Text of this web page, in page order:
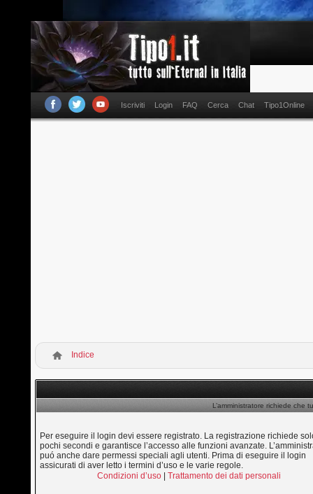
Iscriviti Login FAQ Cerca Chat Tipo1Online
Indice
L’amministratore richiede che
Per eseguire il login devi essere registrato. La registrazione richiede
pochi secondi e garantisce l’accesso alle funzioni avanzate.
puó anche dare permessi speciali agli utenti. Prima di eseguire il login
assicurati di aver letto i termini d’uso e le varie regole.
Condizioni d’uso |Trattamento dei dati personali